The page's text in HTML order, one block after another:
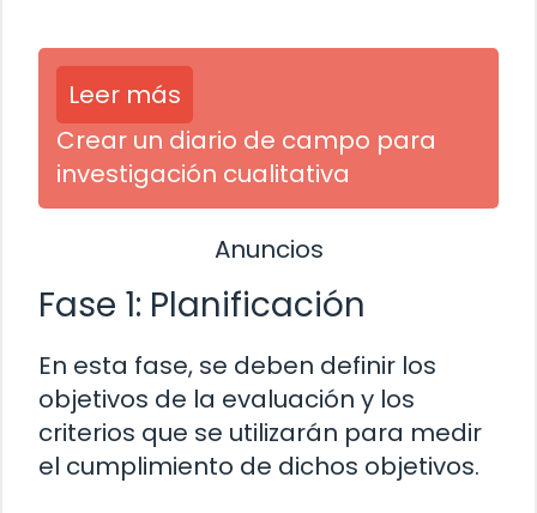
Leer más
Crear un diario de campo para
investigación cualitativa
Anuncios
Fase 1: Planificación
En esta fase, se deben definir los
objetivos de la evaluación y los
criterios que se utilizarán para medir
el cumplimiento de dichos objetivos.